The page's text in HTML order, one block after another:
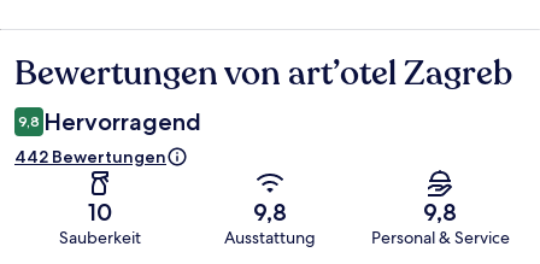
Bewertungen
Bewertungen von art’otel Zagreb
9,8 Hervorragend
442 Bewertungen
10
Sauberkeit
9,8
Ausstattung
9,8
Personal & Service